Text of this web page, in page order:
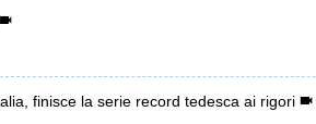
finisce la serie record tedesca ai rigori